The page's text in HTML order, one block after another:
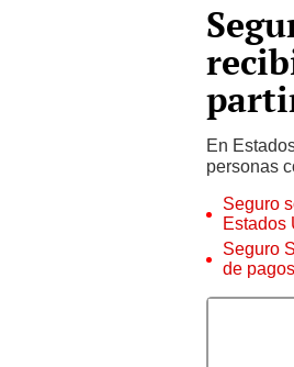
En
personas
Seguro
Estados
Seguro
de